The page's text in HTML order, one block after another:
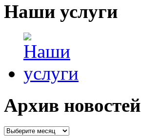
Наши услуги
Архив новостей